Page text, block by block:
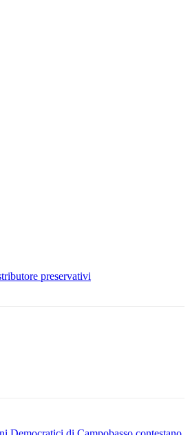
preservativi